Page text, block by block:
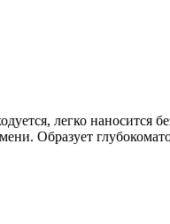
легко наносится
Образует